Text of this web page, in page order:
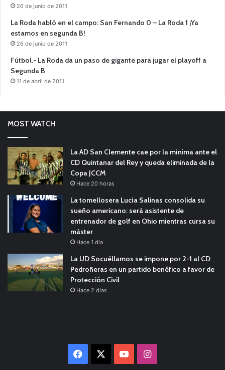
26 de junio de 2011
La Roda habló en el campo: San Fernando 0 – La Roda 1 ¡Ya
estamos en segunda B!
26 de junio de 2011
Fútbol.- La Roda da un paso de gigante para jugar el playoff a
Segunda B
11 de abril de 2011
MOST WATCH
La AD San Clemente cae por la mínima ante el
CD Quintanar del Rey y queda eliminada de la
Copa JCCM
Hace 20 horas
La tomellosera Lucía Salinas consolida su
sueño americano: será asistente de
entrenador de golf en Ohio mientras cursa su
máster
Hace 1 día
La UD Socuéllamos se impone por 2-1 al CD
Pedroñeras en un partido benéfico a favor de
Protección Civil
Hace 2 días
Facebook YouTubeInstagram